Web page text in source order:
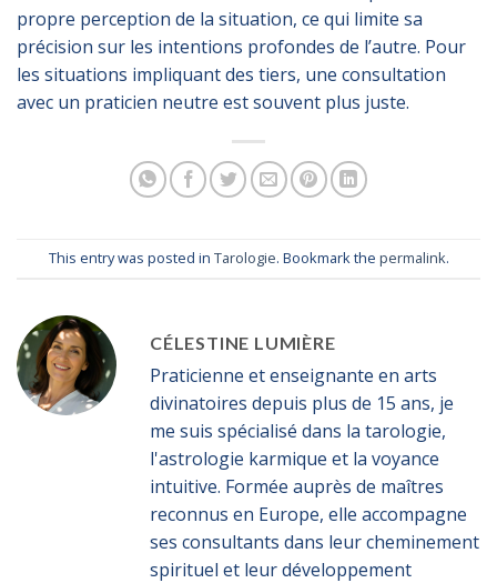
propre perception de la situation, ce qui limite sa
précision sur les intentions profondes de l’autre. Pour
les situations impliquant des tiers, une consultation
avec un praticien neutre est souvent plus juste.
This entry was posted in Tarologie. Bookmark the permalink.
CÉLESTINE LUMIÈRE
Praticienne et enseignante en arts
divinatoires depuis plus de 15 ans, je
me suis spécialisé dans la tarologie,
l'astrologie karmique et la voyance
intuitive. Formée auprès de maîtres
reconnus en Europe, elle accompagne
ses consultants dans leur cheminement
spirituel et leur développement